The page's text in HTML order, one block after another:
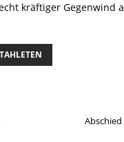
kräftiger Gegenwind